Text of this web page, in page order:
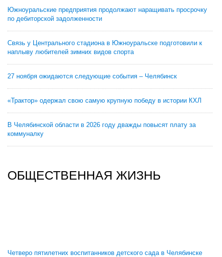
Южноуральские предприятия продолжают наращивать просрочку
по дебиторской задолженности
Связь у Центрального стадиона в Южноуральске подготовили к
наплыву любителей зимних видов спорта
27 ноября ожидаются следующие события – Челябинск
«Трактор» одержал свою самую крупную победу в истории КХЛ
В Челябинской области в 2026 году дважды повысят плату за
коммуналку
ОБЩЕСТВЕННАЯ ЖИЗНЬ
Четверо пятилетних воспитанников детского сада в Челябинске